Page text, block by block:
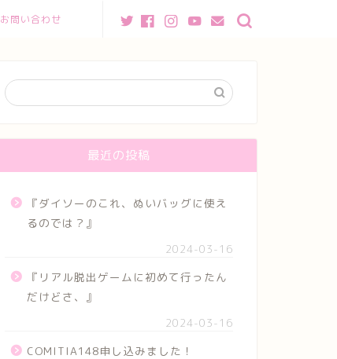
お問い合わせ
最近の投稿
『ダイソーのこれ、ぬいバッグに使え
るのでは？』
2024-03-16
『リアル脱出ゲームに初めて行ったん
だけどさ、』
2024-03-16
COMITIA148申し込みました！